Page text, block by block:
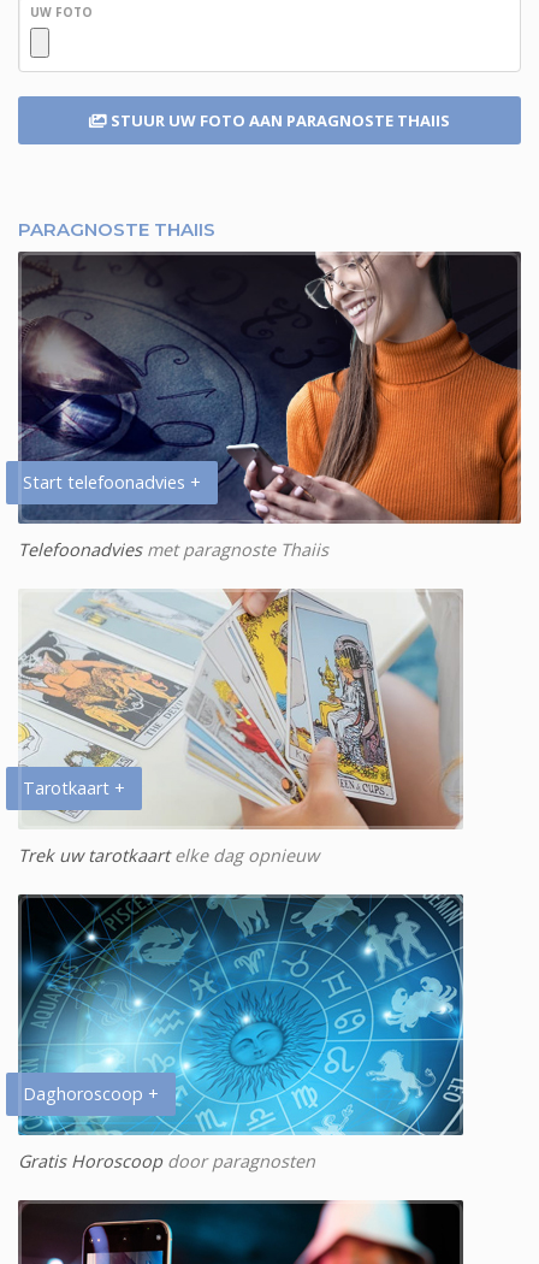
UW FOTO
STUUR UW FOTO AAN PARAGNOSTE THAIIS
PARAGNOSTE THAIIS
Start telefoonadvies +
Telefoonadviesmet paragnoste Thaiis
Tarotkaart +
Trek uw tarotkaartelke dag opnieuw
Daghoroscoop +
Gratis Horoscoopdoor paragnosten